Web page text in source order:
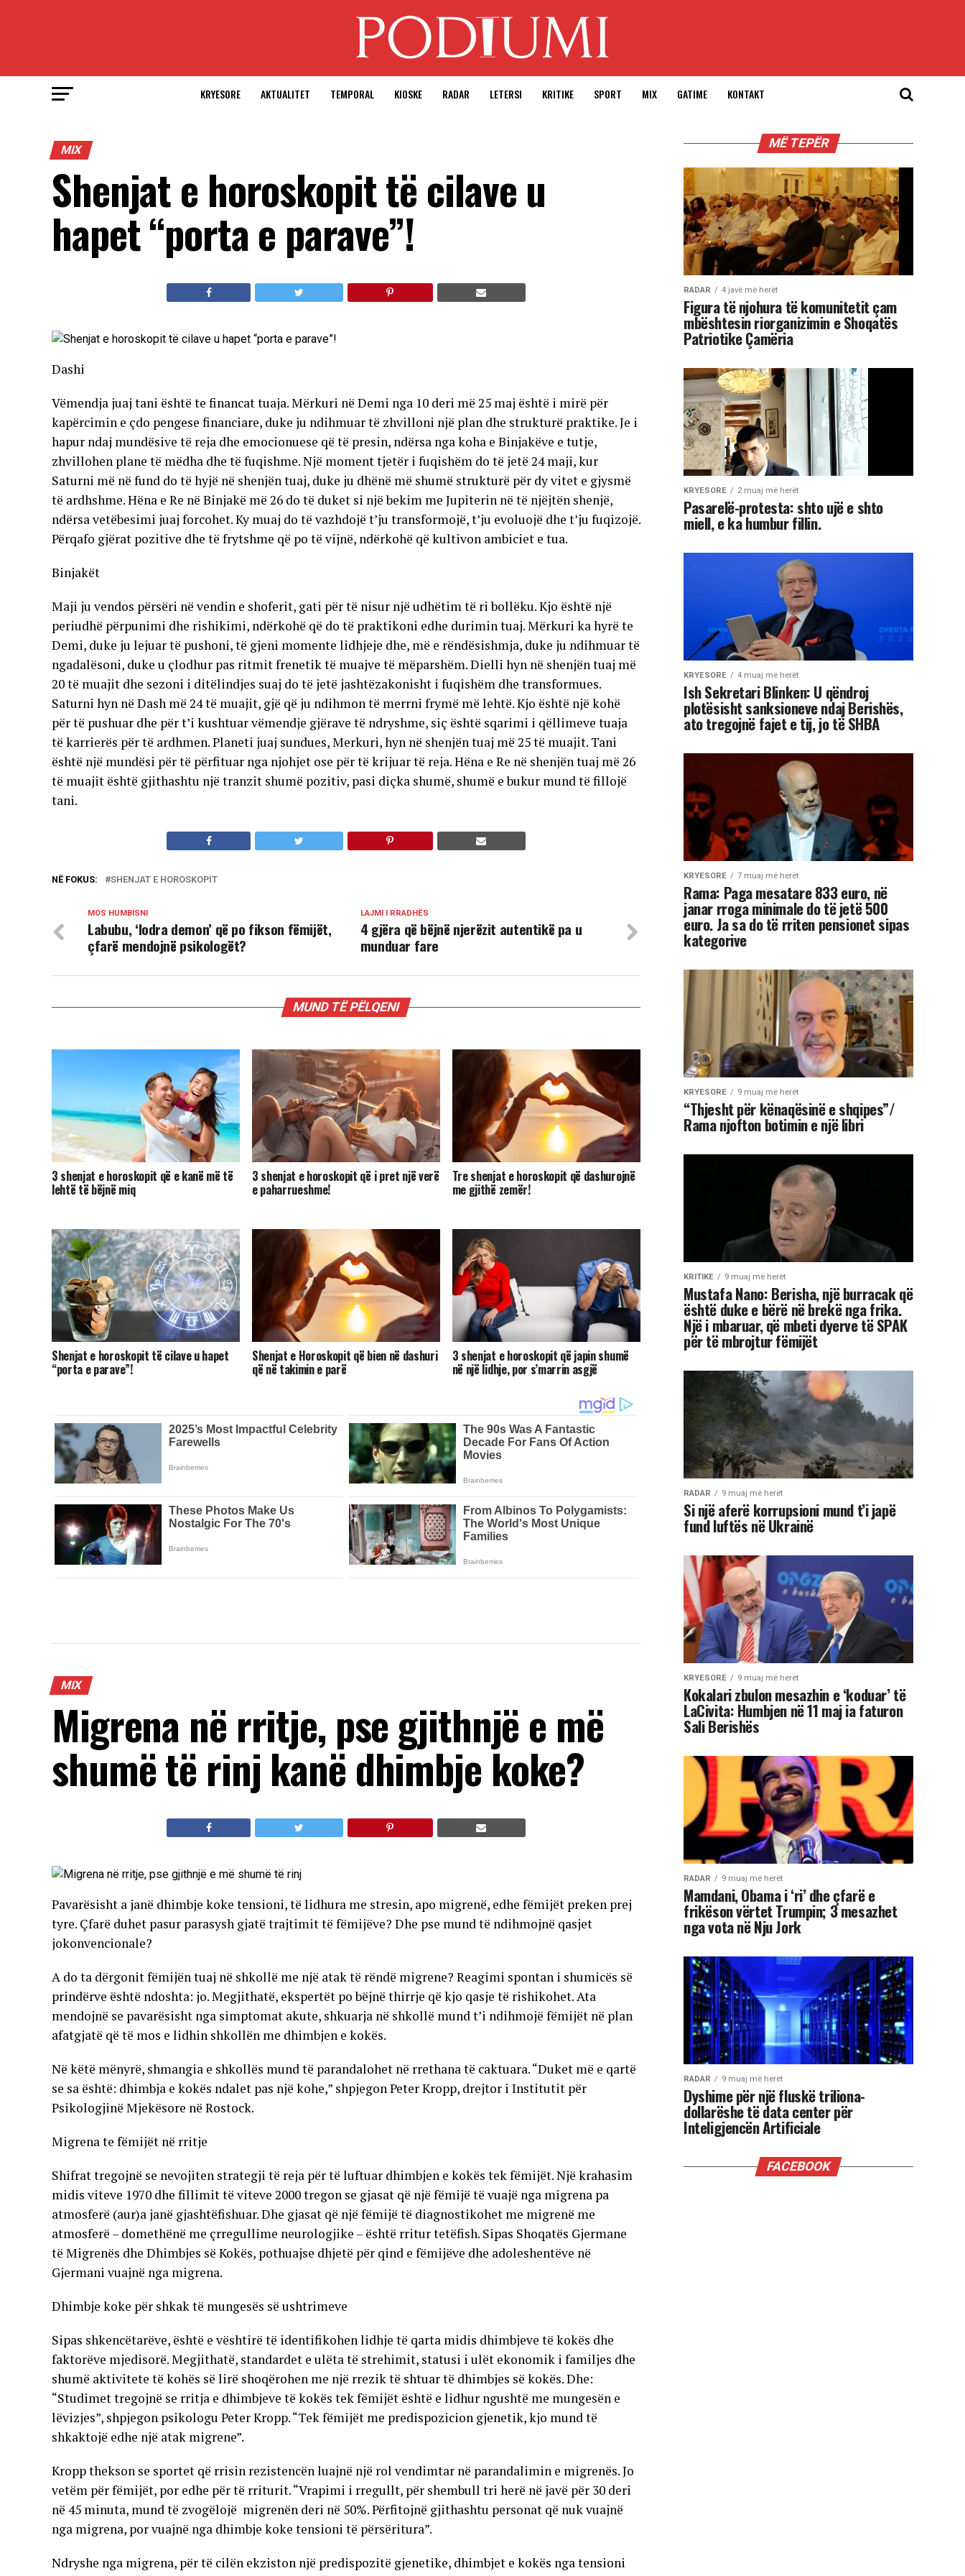
KRYESORE AKTUALITET TEMPORAL KIOSKE RADAR LETERSI KRITIKE SPORT MIX GATIME KONTAKT
MIX
Shenjat e horoskopit të cilave u
hapet “porta e parave”!
Dashi
Vëmendja juaj tani është te financat tuaja. Mërkuri në Demi nga 10 deri më 25 maj është i mirë për
kapërcimin e çdo pengese financiare, duke ju ndihmuar të zhvilloni një plan dhe strukturë praktike. Je i
hapur ndaj mundësive të reja dhe emocionuese që të presin, ndërsa nga koha e Binjakëve e tutje,
zhvillohen plane të mëdha dhe të fuqishme. Një moment tjetër i fuqishëm do të jetë 24 maji, kur
Saturni më në fund do të hyjë në shenjën tuaj, duke ju dhënë më shumë strukturë për dy vitet e gjysmë
të ardhshme. Hëna e Re në Binjakë më 26 do të duket si një bekim me Jupiterin në të njëjtën shenjë,
ndërsa vetëbesimi juaj forcohet. Ky muaj do të vazhdojë t’ju transformojë, t’ju evoluojë dhe t’ju fuqizojë.
Përqafo gjërat pozitive dhe të frytshme që po të vijnë, ndërkohë që kultivon ambiciet e tua.
Binjakët
Maji ju vendos përsëri në vendin e shoferit, gati për të nisur një udhëtim të ri bollëku. Kjo është një
periudhë përpunimi dhe rishikimi, ndërkohë që do të praktikoni edhe durimin tuaj. Mërkuri ka hyrë te
Demi, duke ju lejuar të pushoni, të gjeni momente lidhjeje dhe, më e rëndësishmja, duke ju ndihmuar të
ngadalësoni, duke u çlodhur pas ritmit frenetik të muajve të mëparshëm. Dielli hyn në shenjën tuaj më
20 të muajit dhe sezoni i ditëlindjes suaj do të jetë jashtëzakonisht i fuqishëm dhe transformues.
Saturni hyn në Dash më 24 të muajit, gjë që ju ndihmon të merrni frymë më lehtë. Kjo është një kohë
për të pushuar dhe për t’i kushtuar vëmendje gjërave të ndryshme, siç është sqarimi i qëllimeve tuaja
të karrierës për të ardhmen. Planeti juaj sundues, Merkuri, hyn në shenjën tuaj më 25 të muajit. Tani
është një mundësi për të përfituar nga njohjet ose për të krijuar të reja. Hëna e Re në shenjën tuaj më 26
të muajit është gjithashtu një tranzit shumë pozitiv, pasi diçka shumë, shumë e bukur mund të fillojë
tani.
NË FOKUS: SHENJAT E HOROSKOPIT
LAJMI I RRADHËS
4 gjëra që bëjnë njerëzit autentikë pa u
munduar fare
MOS HUMBISNI
Labubu, ‘lodra demon’ që po fikson fëmijët,
çfarë mendojnë psikologët?
MUND TË PËLQENI
3 shenjat e horoskopit që e kanë më të
lehtë të bëjnë miq
3 shenjat e horoskopit që i pret një verë
e paharrueshme!
Tre shenjat e horoskopit që dashurojnë
me gjithë zemër!
Shenjat e horoskopit të cilave u hapet
“porta e parave”!
Shenjat e Horoskopit që bien në dashuri
që në takimin e parë
3 shenjat e horoskopit që japin shumë
në një lidhje, por s’marrin asgjë
MIX
Migrena në rritje, pse gjithnjë e më
shumë të rinj kanë dhimbje koke?
Pavarësisht a janë dhimbje koke tensioni, të lidhura me stresin, apo migrenë, edhe fëmijët preken prej
tyre. Çfarë duhet pasur parasysh gjatë trajtimit të fëmijëve? Dhe pse mund të ndihmojnë qasjet
jokonvencionale?
A do ta dërgonit fëmijën tuaj në shkollë me një atak të rëndë migrene? Reagimi spontan i shumicës së
prindërve është ndoshta: jo. Megjithatë, ekspertët po bëjnë thirrje që kjo qasje të rishikohet. Ata
mendojnë se pavarësisht nga simptomat akute, shkuarja në shkollë mund t’i ndihmojë fëmijët në plan
afatgjatë që të mos e lidhin shkollën me dhimbjen e kokës.
Në këtë mënyrë, shmangia e shkollës mund të parandalohet në rrethana të caktuara. “Duket më e qartë
se sa është: dhimbja e kokës ndalet pas një kohe,” shpjegon Peter Kropp, drejtor i Institutit për
Psikologjinë Mjekësore në Rostock.
Migrena te fëmijët në rritje
Shifrat tregojnë se nevojiten strategji të reja për të luftuar dhimbjen e kokës tek fëmijët. Një krahasim
midis viteve 1970 dhe fillimit të viteve 2000 tregon se gjasat që një fëmijë të vuajë nga migrena pa
atmosferë (aur)a janë gjashtëfishuar. Dhe gjasat që një fëmijë të diagnostikohet me migrenë me
atmosferë – domethënë me çrregullime neurologjike – është rritur tetëfish. Sipas Shoqatës Gjermane
të Migrenës dhe Dhimbjes së Kokës, pothuajse dhjetë për qind e fëmijëve dhe adoleshentëve në
Gjermani vuajnë nga migrena.
Dhimbje koke për shkak të mungesës së ushtrimeve
Sipas shkencëtarëve, është e vështirë të identifikohen lidhje të qarta midis dhimbjeve të kokës dhe
faktorëve mjedisorë. Megjithatë, standardet e ulëta të strehimit, statusi i ulët ekonomik i familjes dhe
shumë aktivitete të kohës së lirë shoqërohen me një rrezik të shtuar të dhimbjes së kokës. Dhe:
“Studimet tregojnë se rritja e dhimbjeve të kokës tek fëmijët është e lidhur ngushtë me mungesën e
lëvizjes”, shpjegon psikologu Peter Kropp. “Tek fëmijët me predispozicion gjenetik, kjo mund të
shkaktojë edhe një atak migrene”.
Kropp thekson se sportet që rrisin rezistencën luajnë një rol vendimtar në parandalimin e migrenës. Jo
vetëm për fëmijët, por edhe për të rriturit. “Vrapimi i rregullt, për shembull tri herë në javë për 30 deri
në 45 minuta, mund të zvogëlojë migrenën deri në 50%. Përfitojnë gjithashtu personat që nuk vuajnë
nga migrena, por vuajnë nga dhimbje koke tensioni të përsëritura”.
Ndryshe nga migrena, për të cilën ekziston një predispozitë gjenetike, dhimbjet e kokës nga tensioni
MË TEPËR
RADAR 4 javë më herët
Figura të njohura të komunitetit çam
mbështesin riorganizimin e Shoqatës
Patriotike Çamëria
KRYESORE 2 muaj më herët
Pasarelë-protesta: shto ujë e shto
miell, e ka humbur fillin.
KRYESORE 4 muaj më herët
Ish Sekretari Blinken: U qëndroj
plotësisht sanksioneve ndaj Berishës,
ato tregojnë fajet e tij, jo të SHBA
KRYESORE 7 muaj më herët
Rama: Paga mesatare 833 euro, në
janar rroga minimale do të jetë 500
euro. Ja sa do të rriten pensionet sipas
kategorive
KRYESORE 9 muaj më herët
“Thjesht për kënaqësinë e shqipes”/
Rama njofton botimin e një libri
KRITIKE 9 muaj më herët
Mustafa Nano: Berisha, një burracak që
është duke e bërë në brekë nga frika.
Një i mbaruar, që mbeti dyerve të SPAK
për të mbrojtur fëmijët
RADAR 9 muaj më herët
Si një aferë korrupsioni mund t’i japë
fund luftës në Ukrainë
KRYESORE 9 muaj më herët
Kokalari zbulon mesazhin e ‘koduar’ të
LaCivita: Humbjen në 11 maj ia faturon
Sali Berishës
RADAR 9 muaj më herët
Mamdani, Obama i ‘ri’ dhe çfarë e
frikëson vërtet Trumpin; 3 mesazhet
nga vota në Nju Jork
RADAR 9 muaj më herët
Dyshime për një fluskë triliona-
dollarëshe të data center për
Inteligjencën Artificiale
FACEBOOK